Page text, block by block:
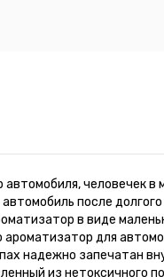
человечек в
после
в виде
для
надежно запечатан
из нетоксичного